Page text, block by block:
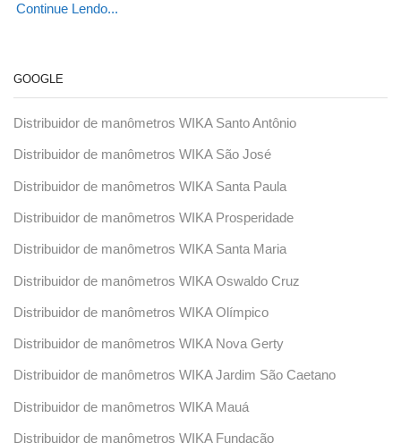
Continue Lendo...
GOOGLE
Distribuidor de manômetros WIKA Santo Antônio
Distribuidor de manômetros WIKA São José
Distribuidor de manômetros WIKA Santa Paula
Distribuidor de manômetros WIKA Prosperidade
Distribuidor de manômetros WIKA Santa Maria
Distribuidor de manômetros WIKA Oswaldo Cruz
Distribuidor de manômetros WIKA Olímpico
Distribuidor de manômetros WIKA Nova Gerty
Distribuidor de manômetros WIKA Jardim São Caetano
Distribuidor de manômetros WIKA Mauá
Distribuidor de manômetros WIKA Fundação